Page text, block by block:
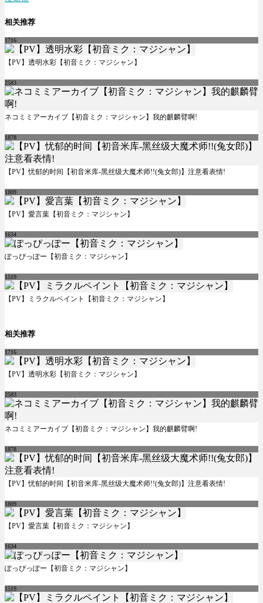
相关推荐
1716
【PV】透明水彩【初音ミク：マジシャン】
2583
ネコミミアーカイブ【初音ミク：マジシャン】我的麒麟臂啊!
1878
【PV】忧郁的时间【初音米库-黑丝级大魔术师!!(兔女郎)】注意看表情!
1809
【PV】愛言葉【初音ミク：マジシャン】
1634
ぽっぴっぽー【初音ミク：マジシャン】
1519
【PV】ミラクルペイント【初音ミク：マジシャン】
相关推荐
1716
【PV】透明水彩【初音ミク：マジシャン】
2583
ネコミミアーカイブ【初音ミク：マジシャン】我的麒麟臂啊!
1878
【PV】忧郁的时间【初音米库-黑丝级大魔术师!!(兔女郎)】注意看表情!
1809
【PV】愛言葉【初音ミク：マジシャン】
1634
ぽっぴっぽー【初音ミク：マジシャン】
1519